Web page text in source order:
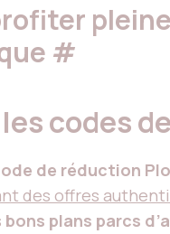
#
codes
de réduction
des offres
bons plans parcs